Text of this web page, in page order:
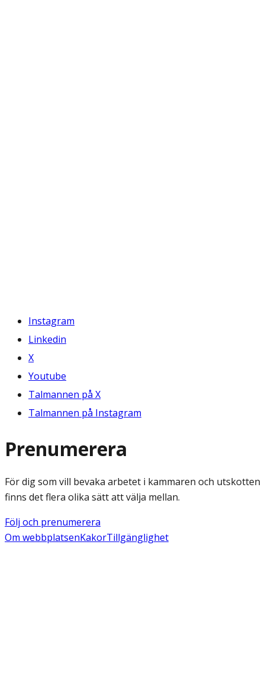
Instagram
Linkedin
X
Youtube
Talmannen på X
Talmannen på Instagram
Prenumerera
För dig som vill bevaka arbetet i kammaren och utskotten
finns det flera olika sätt att välja mellan.
Följ och prenumerera
Om webbplatsenKakorTillgänglighet